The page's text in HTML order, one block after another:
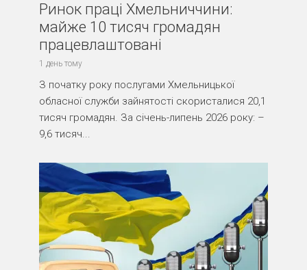
Ринок праці Хмельниччини:
майже 10 тисяч громадян
працевлаштовані
1 день тому
З початку року послугами Хмельницької
обласної служби зайнятості скористалися 20,1
тисяч громадян. За січень-липень 2026 року: –
9,6 тисяч...